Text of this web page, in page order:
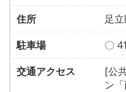
住所
足
駐車場
〇
交通アクセス
[公
ン